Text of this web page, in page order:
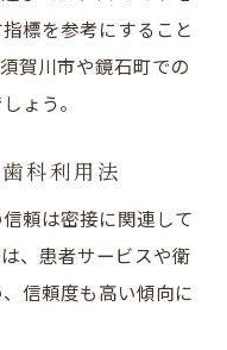
標を参考にすること
賀川市や鏡石町での
ょう。
科利用法
頼は密接に関連して
、患者サービスや衛
信頼度も高い傾向に